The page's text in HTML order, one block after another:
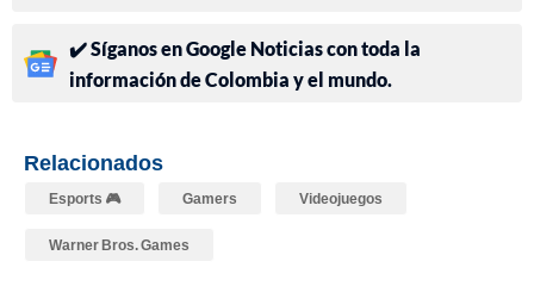
✔️ Síganos en Google Noticias con toda la
información de Colombia y el mundo.
Relacionados
Esports 🎮 Gamers Videojuegos
Warner Bros. Games